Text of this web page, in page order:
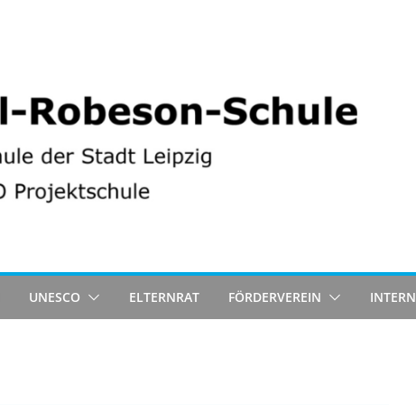
UNESCO ELTERNRAT FÖRDERVEREIN INTERN